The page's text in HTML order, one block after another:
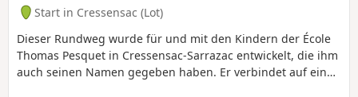
Start in Cressensac (Lot)
Dieser Rundweg wurde für und mit den Kindern der École
Thomas Pesquet in Cressensac-Sarrazac entwickelt, die ihm
auch seinen Namen gegeben haben. Er verbindet auf einer